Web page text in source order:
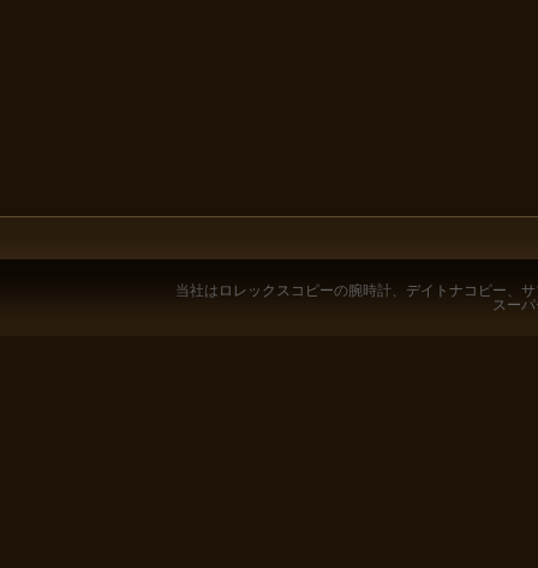
当社は ロレックスコピーの腕時計、 デイトナコピー、
スー